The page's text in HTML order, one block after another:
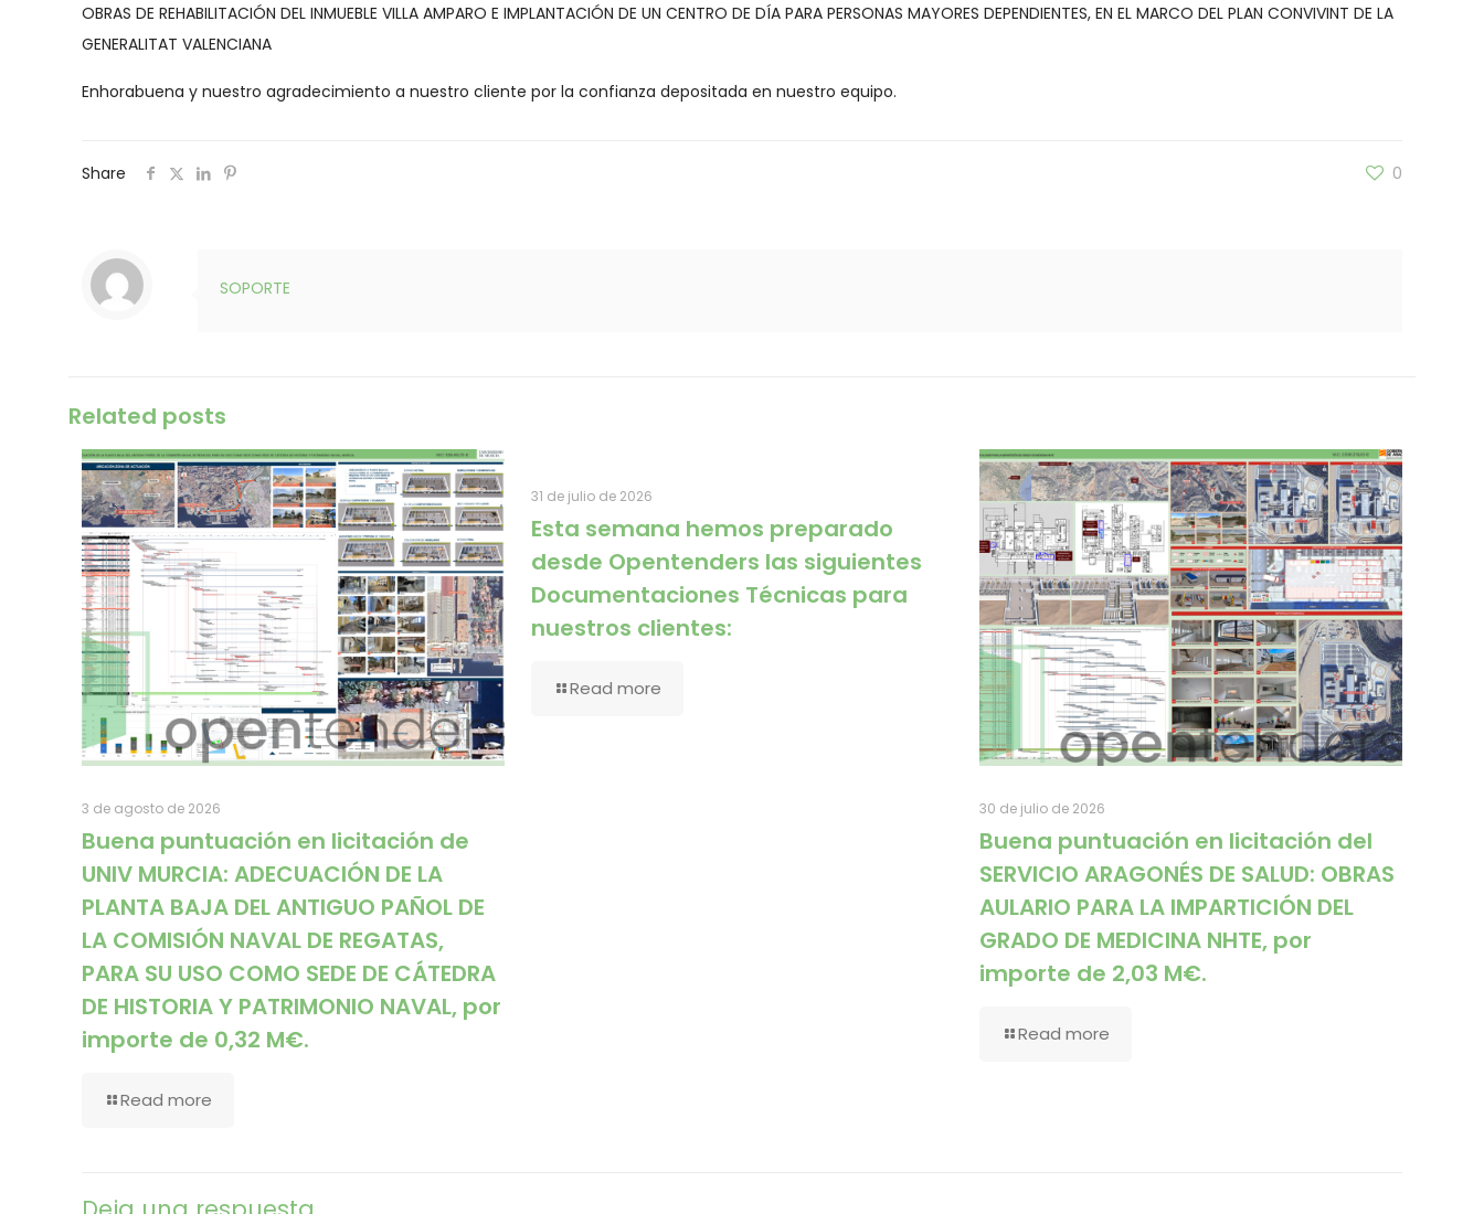
OBRAS DE REHABILITACIÓN DEL INMUEBLE VILLA AMPARO E IMPLANTACIÓN DE UN CENTRO DE DÍA PARA PERSONAS MAYORES DEPENDIENTES, EN EL MARCO DEL PLAN CONVIVINT DE LA
GENERALITAT VALENCIANA
Enhorabuena y nuestro agradecimiento a nuestro cliente por la confianza depositada en nuestro equipo.
Share 0
SOPORTE
Related posts
3 de agosto de 2026
Buena puntuación en licitación de
UNIV MURCIA: ADECUACIÓN DE LA
PLANTA BAJA DEL ANTIGUO PAÑOL DE
LA COMISIÓN NAVAL DE REGATAS,
PARA SU USO COMO SEDE DE CÁTEDRA
DE HISTORIA Y PATRIMONIO NAVAL, por
importe de 0,32 M€.
Read more
31 de julio de 2026
Esta semana hemos preparado
desde Opentenders las siguientes
Documentaciones Técnicas para
nuestros clientes:
Read more
30 de julio de 2026
Buena puntuación en licitación del
SERVICIO ARAGONÉS DE SALUD: OBRAS
AULARIO PARA LA IMPARTICIÓN DEL
GRADO DE MEDICINA NHTE, por
importe de 2,03 M€.
Read more